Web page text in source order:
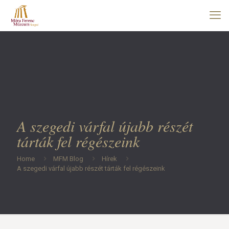
A szegedi várfal újabb részét
tárták fel régészeink
Home MFM Blog
Hírek
A szegedi várfal újabb részét tárták fel régészeink